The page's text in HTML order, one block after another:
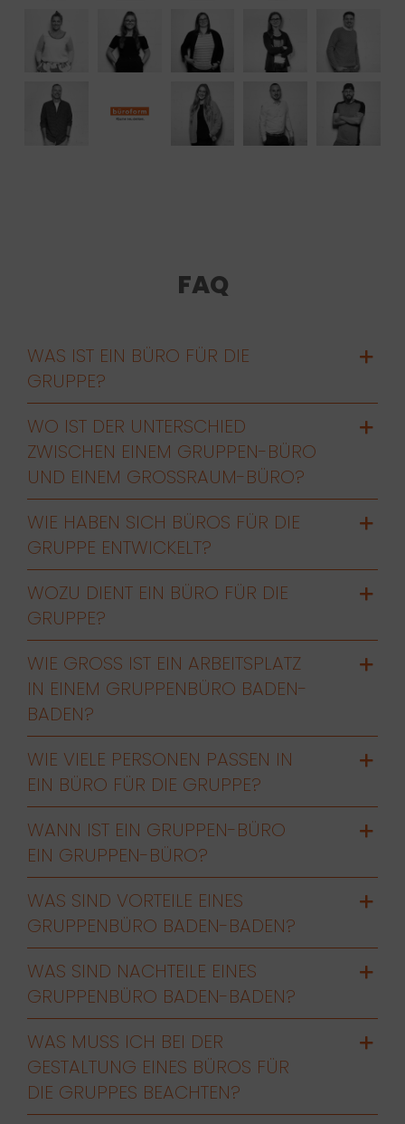
FAQ
WAS IST EIN BÜRO FÜR DIE
GRUPPE?
WO IST DER UNTERSCHIED
ZWISCHEN EINEM GRUPPEN-BÜRO
UND EINEM GROSSRAUM-BÜRO?
WIE HABEN SICH BÜROS FÜR DIE
GRUPPE ENTWICKELT?
WOZU DIENT EIN BÜRO FÜR DIE
GRUPPE?
WIE GROSS IST EIN ARBEITSPLATZ I
N EINEM GRUPPENBÜRO BADEN-B
ADEN?
WIE VIELE PERSONEN PASSEN IN
EIN BÜRO FÜR DIE GRUPPE?
WANN IST EIN GRUPPEN-BÜRO
EIN GRUPPEN-BÜRO?
WAS SIND VORTEILE EINES
GRUPPENBÜRO BADEN-BADEN?
WAS SIND NACHTEILE EINES
GRUPPENBÜRO BADEN-BADEN?
WAS MUSS ICH BEI DER
GESTALTUNG EINES BÜROS FÜR
DIE GRUPPES BEACHTEN?